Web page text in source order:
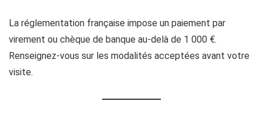
La réglementation française impose un paiement par
virement ou chèque de banque au-delà de 1 000 €.
Renseignez-vous sur les modalités acceptées avant votre
visite.